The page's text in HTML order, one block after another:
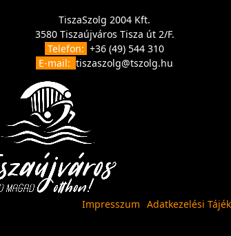
TiszaSzolg 2004 Kft.
3580 Tiszaújváros Tisza út 2/F.
Telefon: +36 (49) 544 310
E-mail:tiszaszolg@tszolg.hu
Impresszum Adatkezelési